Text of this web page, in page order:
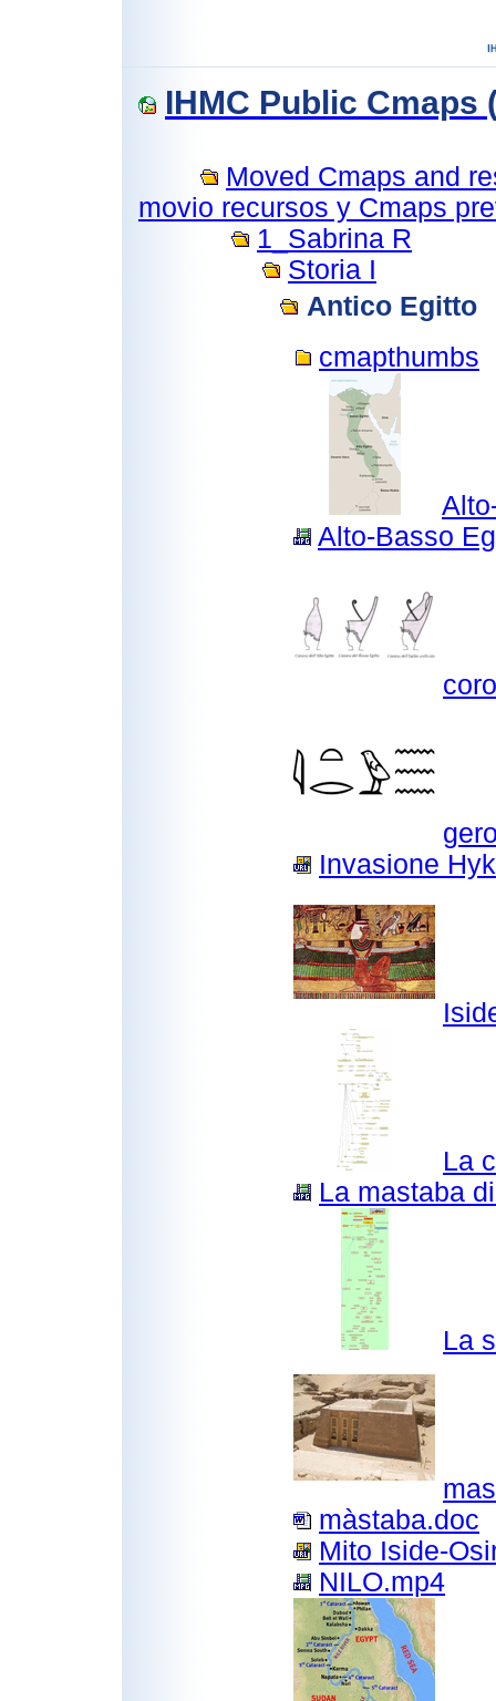
IHMC Public Cmaps
Moved Cmaps and
movio recursos y Cmaps
1_Sabrina R
Storia I
Antico Egitto
cmapthumbs
Alto-Basso
Invasione
La
La mastaba
La
màstaba.doc
Mito Iside-
NILO.mp4